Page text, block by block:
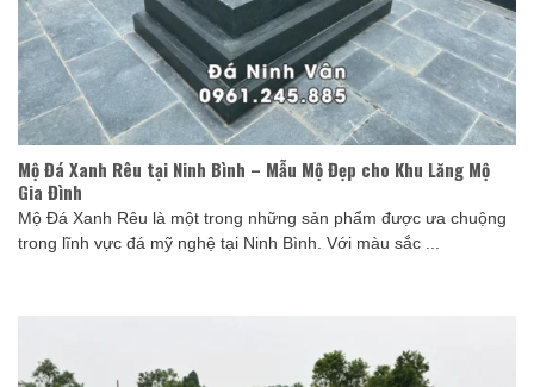
Mộ Đá Xanh Rêu tại Ninh Bình – Mẫu Mộ Đẹp cho Khu Lăng Mộ
Gia Đình
Mộ Đá Xanh Rêu là một trong những sản phẩm được ưa chuộng
trong lĩnh vực đá mỹ nghệ tại Ninh Bình. Với màu sắc ...